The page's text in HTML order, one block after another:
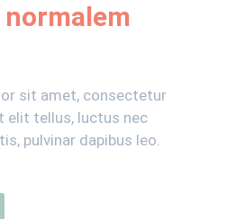
sit amet, consectetur
elit tellus, luctus nec
pulvinar dapibus leo.